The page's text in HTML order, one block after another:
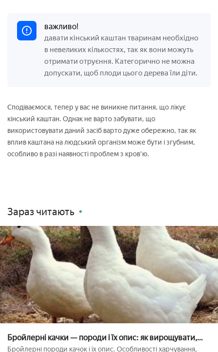
важливо!
давати кінський каштан тваринам необхідно
в невеликих кількостях, так як вони можуть
отримати отруєння. Категорично не можна
допускати, щоб плоди цього дерева їли діти.
Сподіваємося, тепер у вас не виникне питання, що лікує
кінський каштан. Однак не варто забувати, що
використовувати даний засіб варто дуже обережно, так як
вплив каштана на людський організм може бути і згубним,
особливо в разі наявності проблем з кров'ю.
Зараз читають
Бройлерні качки — породи і їх опис: як вирощувати,
утримувати і годувати домашню птицю
Бройлерні породи качок і їх опис. Особливості харчування,